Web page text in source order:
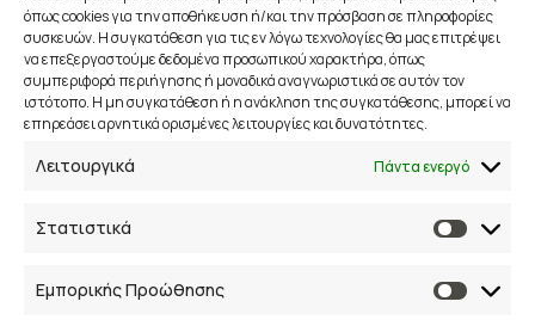
όπως cookies για την αποθήκευση ή/και την πρόσβαση σε πληροφορίες
συσκευών. Η συγκατάθεση για τις εν λόγω τεχνολογίες θα μας επιτρέψει
να επεξεργαστούμε δεδομένα προσωπικού χαρακτήρα, όπως
συμπεριφορά περιήγησης ή μοναδικά αναγνωριστικά σε αυτόν τον
ιστότοπο. Η μη συγκατάθεση ή η ανάκληση της συγκατάθεσης, μπορεί να
επηρεάσει αρνητικά ορισμένες λειτουργίες και δυνατότητες.
Λειτουργικά Πάντα ενεργό
Στατιστικά
Εμπορικής Προώθησης
Πολιτική Επιστροφών
Τρόποι Αποστολής
Τρόποι Πληρωμής